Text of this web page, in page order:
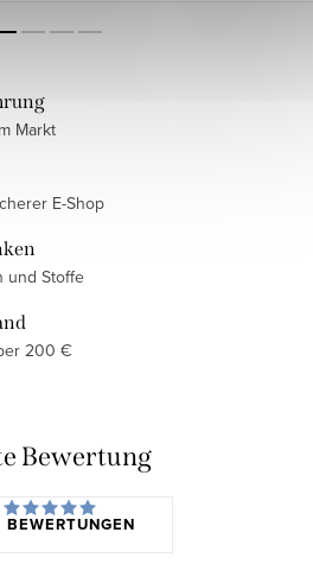
Markt
E-Shop
und Stoffe
200 €
Bewertung
BEWERTUNGEN